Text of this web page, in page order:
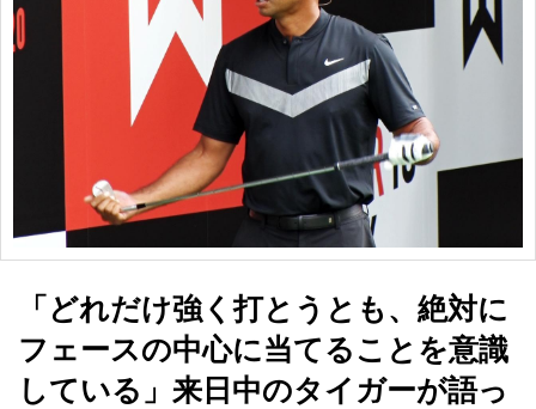
「どれだけ強く打とうとも、絶対に
フェースの中心に当てることを意識
している」来日中のタイガーが語っ